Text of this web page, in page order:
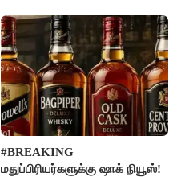
#BREAKING
மதுப்பிரியர்களுக்கு ஷாக் நியூஸ்!